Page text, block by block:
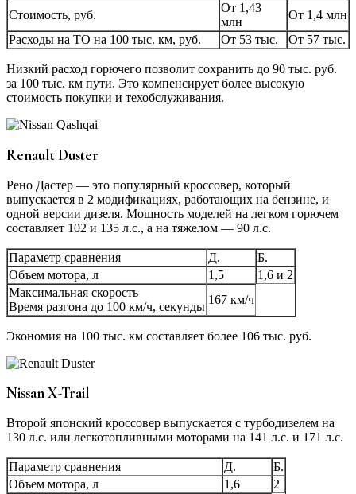
Стоимость, руб.
От 1,43
млн
От 1,4 млн
Расходы на ТО на 100 тыс. км, руб.
От 53 тыс. От 57 тыс.
Низкий расход горючего позволит сохранить до 90 тыс. руб.
за 100 тыс. км пути. Это компенсирует более высокую
стоимость покупки и техобслуживания.
Renault Duster
Рено Дастер — это популярный кроссовер, который
выпускается в 2 модификациях, работающих на бензине, и
одной версии дизеля. Мощность моделей на легком горючем
составляет 102 и 135 л.с., а на тяжелом — 90 л.с.
Параметр сравнения Д.
Б.
Объем мотора, л
1,5
1,6 и 2
Максимальная скорость
Время разгона до 100 км/ч, секунды
167 км/ч
Экономия на 100 тыс. км составляет более 106 тыс. руб.
Nissan X-Trail
Второй японский кроссовер выпускается с турбодизелем на
130 л.с. или легкотопливными моторами на 141 л.с. и 171 л.с.
Параметр сравнения Д.
Б.
Объем мотора, л
1,6
2